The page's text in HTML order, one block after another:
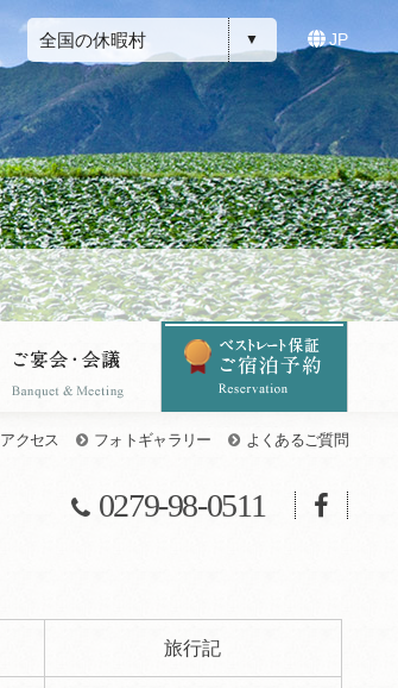
全国の休暇村 JP
アクセス フォトギャラリー よくあるご質問
0279-98-0511
旅行記